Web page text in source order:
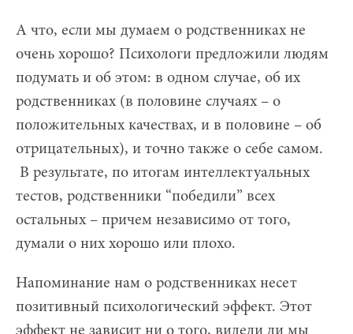
А что, если мы думаем о родственниках не
очень хорошо? Психологи предложили людям
подумать и об этом: в одном случае, об их
родственниках (в половине случаях – о
положительных качествах, и в половине – об
отрицательных), и точно также о себе самом.
В результате, по итогам интеллектуальных
тестов, родственники “победили” всех
остальных – причем независимо от того,
думали о них хорошо или плохо.
Напоминание нам о родственниках несет
позитивный психологический эффект. Этот
эффект не зависит ни о того, видели ли мы